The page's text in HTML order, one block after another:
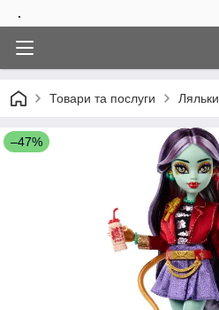
.
Товари та послуги Ляльки
–47%